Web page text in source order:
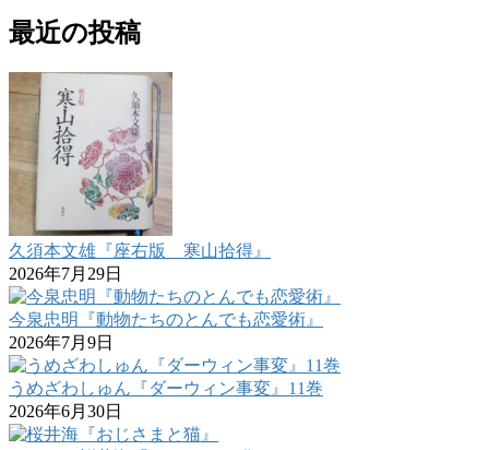
最近の投稿
久須本文雄『座右版 寒山拾得』
2026年7月29日
今泉忠明『動物たちのとんでも恋愛術』
2026年7月9日
うめざわしゅん『ダーウィン事変』11巻
2026年6月30日